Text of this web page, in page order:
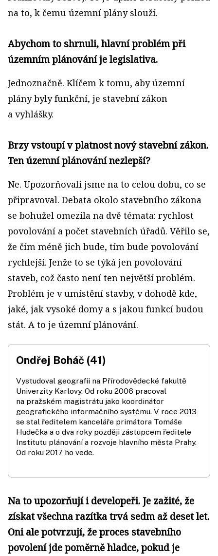
na to, k čemu územní plány slouží.
Abychom to shrnuli, hlavní problém při
územním plánování je legislativa.
Jednoznačně. Klíčem k tomu, aby územní
plány byly funkční, je stavební zákon
a vyhlášky.
Brzy vstoupí v platnost nový stavební zákon.
Ten územní plánování nezlepší?
Ne. Upozorňovali jsme na to celou dobu, co se
připravoval. Debata okolo stavebního zákona
se bohužel omezila na dvě témata: rychlost
povolování a počet stavebních úřadů. Věřilo se,
že čím méně jich bude, tím bude povolování
rychlejší. Jenže to se týká jen povolování
staveb, což často není ten největší problém.
Problém je v umístění stavby, v dohodě kde,
jaké, jak vysoké domy a s jakou funkcí budou
stát. A to je územní plánování.
Ondřej Boháč (41)
Vystudoval geografii na Přírodovědecké fakultě
Univerzity Karlovy. Od roku 2006 pracoval
na pražském magistrátu jako koordinátor
geografického informačního systému. V roce 2013
se stal ředitelem kanceláře primátora Tomáše
Hudečka a o dva roky později zástupcem ředitele
Institutu plánování a rozvoje hlavního města Prahy.
Od roku 2017 ho vede.
Na to upozorňují i developeři. Je zažité, že
získat všechna razítka trvá sedm až deset let.
Oni ale potvrzují, že proces stavebního
povolení jde poměrně hladce, pokud je